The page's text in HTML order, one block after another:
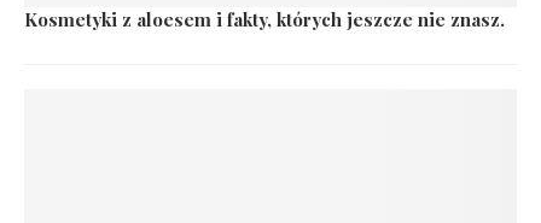
Kosmetyki z aloesem i fakty, których jeszcze nie znasz.